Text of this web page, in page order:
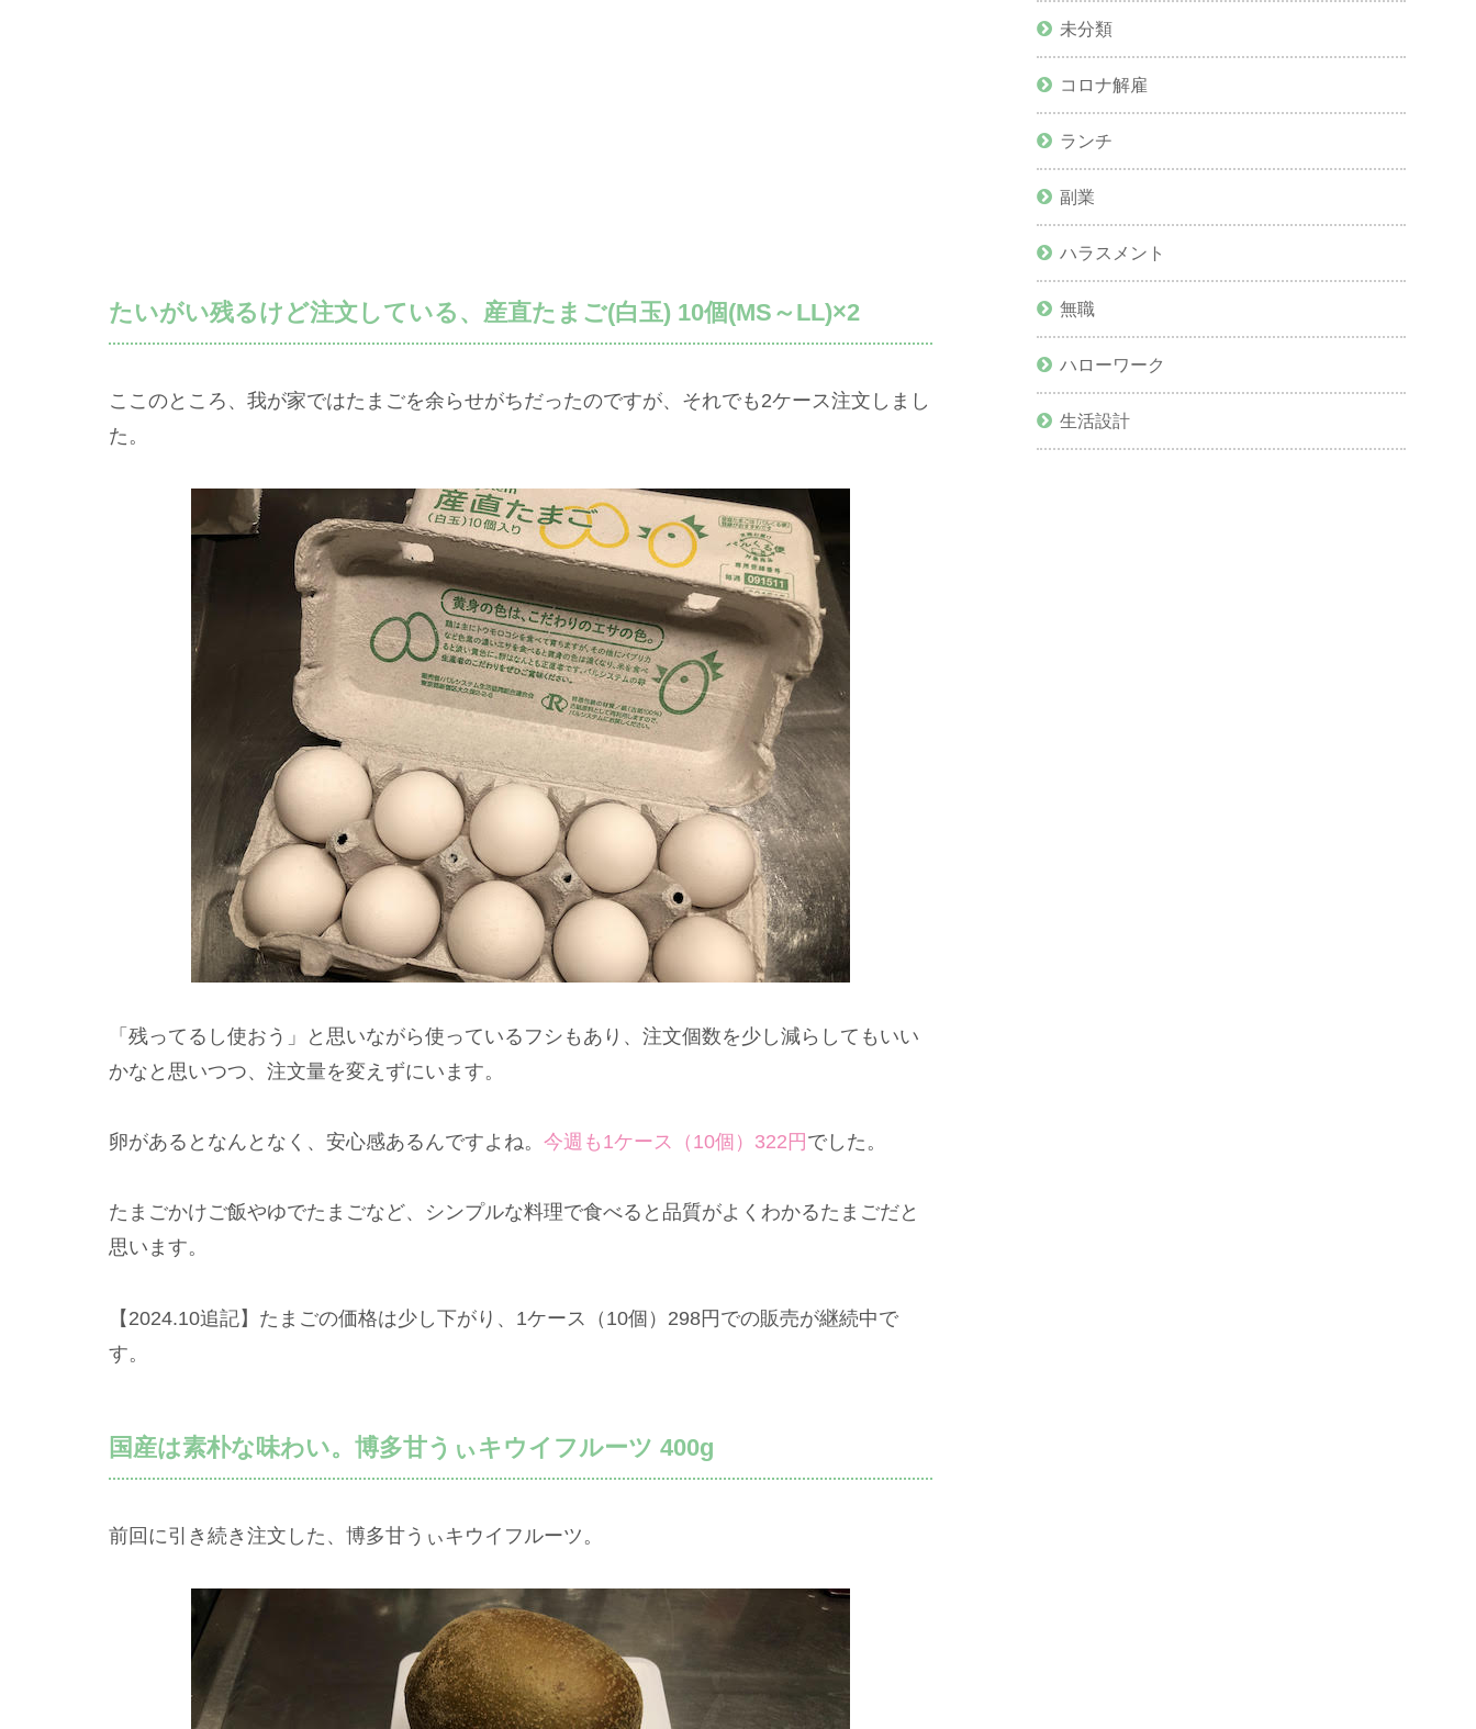
たいがい残るけど注文している、産直たまご(白玉) 10個(MS～LL)×2
ここのところ、我が家ではたまごを余らせがちだったのですが、それでも2ケース注文しまし
た。
「残ってるし使おう」と思いながら使っているフシもあり、注文個数を少し減らしてもいい
かなと思いつつ、注文量を変えずにいます。
卵があるとなんとなく、安心感あるんですよね。 今週も1ケース（10個）322円 でした。
たまごかけご飯やゆでたまごなど、シンプルな料理で食べると品質がよくわかるたまごだと
思います。
【2024.10追記】たまごの価格は少し下がり、1ケース（10個）298円での販売が継続中で
す。
国産は素朴な味わい。博多甘うぃキウイフルーツ 400g
前回に引き続き注文した、博多甘うぃキウイフルーツ。
未分類
コロナ解雇
ランチ
副業
ハラスメント
無職
ハローワーク
生活設計